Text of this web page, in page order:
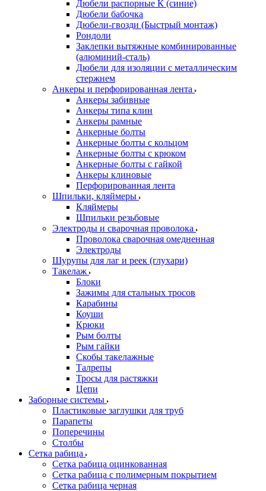
Дюбели распорные К (синие)
Дюбели бабочка
Дюбели-гвозди (Быстрый монтаж)
Рондоли
Заклепки вытяжные комбинированные
(алюминий-сталь)
Дюбели для изоляции с металлическим
стержнем
Анкеры и перфорированная лента
Анкеры забивные
Анкеры типа клин
Анкеры рамные
Анкерные болты
Анкерные болты с кольцом
Анкерные болты с крюком
Анкерные болты с гайкой
Анкеры клиновые
Перфорированная лента
Шпильки, кляймеры
Кляймеры
Шпильки резьбовые
Электроды и сварочная проволока
Проволока сварочная омедненная
Электроды
Шурупы для лаг и реек (глухари)
Такелаж
Блоки
Зажимы для стальных тросов
Карабины
Коуши
Крюки
Рым болты
Рым гайки
Скобы такелажные
Талрепы
Тросы для растяжки
Цепи
Заборные системы
Пластиковые заглушки для труб
Парапеты
Поперечины
Столбы
Сетка рабица
Сетка рабица оцинкованная
Сетка рабица с полимерным покрытием
Сетка рабица черная